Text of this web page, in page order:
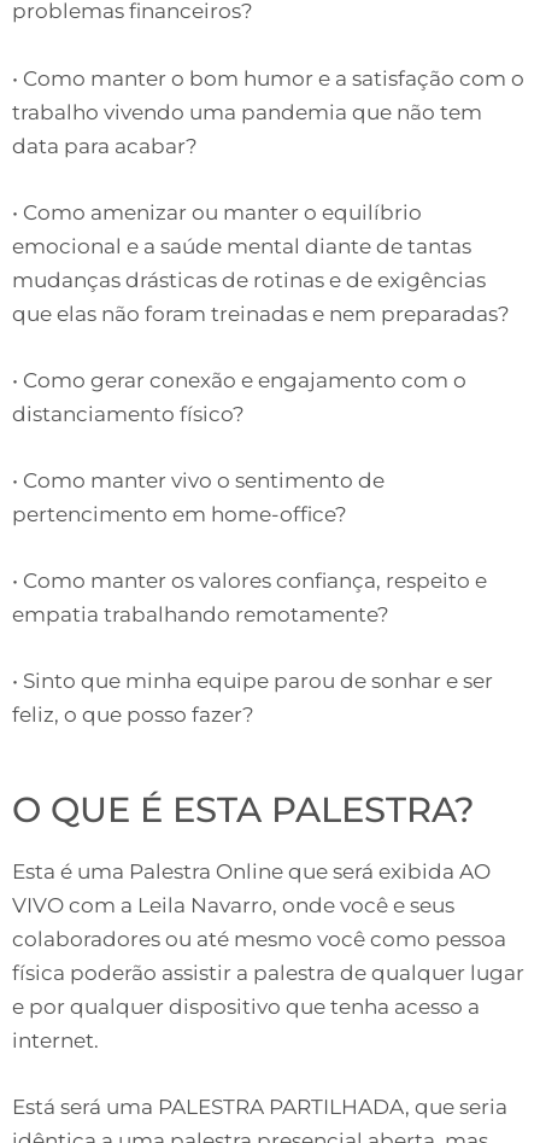
problemas financeiros?
• Como manter o bom humor e a satisfação com o
trabalho vivendo uma pandemia que não tem
data para acabar?
• Como amenizar ou manter o equilíbrio
emocional e a saúde mental diante de tantas
mudanças drásticas de rotinas e de exigências
que elas não foram treinadas e nem preparadas?
• Como gerar conexão e engajamento com o
distanciamento físico?
• Como manter vivo o sentimento de
pertencimento em home-office?
• Como manter os valores confiança, respeito e
empatia trabalhando remotamente?
• Sinto que minha equipe parou de sonhar e ser
feliz, o que posso fazer?
O QUE É ESTA PALESTRA?
Esta é uma Palestra Online que será exibida AO
VIVO com a Leila Navarro, onde você e seus
colaboradores ou até mesmo você como pessoa
física poderão assistir a palestra de qualquer lugar
e por qualquer dispositivo que tenha acesso a
internet.
Está será uma PALESTRA PARTILHADA, que seria